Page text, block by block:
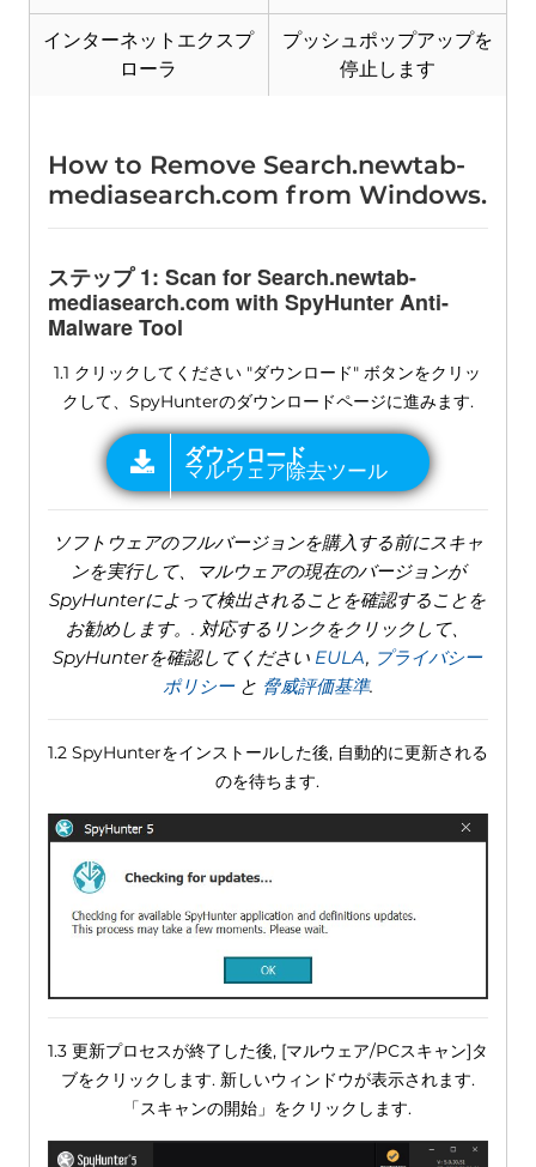
インターネットエクスプ
ローラ
プッシュポップアップを
停止します
How to Remove Search.newtab-
mediasearch.com from Windows.
ステップ 1: Scan for Search.newtab-
mediasearch.com with SpyHunter Anti-
Malware Tool
1.1 クリックしてください "ダウンロード" ボタンをクリッ
クして、SpyHunterのダウンロードページに進みます.
ソフトウェアのフルバージョンを購入する前にスキャ
ンを実行して、マルウェアの現在のバージョンが
SpyHunterによって検出されることを確認することを
お勧めします。. 対応するリンクをクリックして、
SpyHunterを確認してください EULA, プライバシー
ポリシーと 脅威評価基準.
1.2 SpyHunterをインストールした後, 自動的に更新される
のを待ちます.
1.3 更新プロセスが終了した後, [マルウェア/PCスキャン]タ
ブをクリックします. 新しいウィンドウが表示されます.
「スキャンの開始」をクリックします.